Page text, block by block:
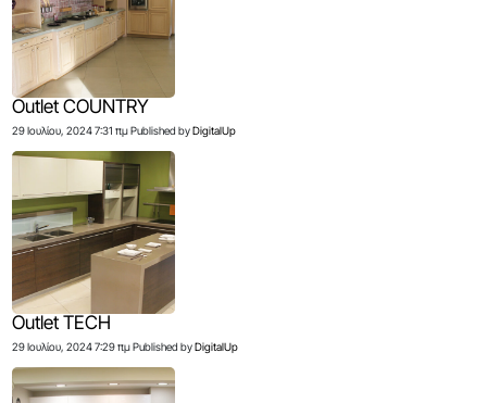
Outlet COUNTRY
29 Ιουλίου, 2024 7:31 πμ Published by DigitalUp
Outlet TECH
29 Ιουλίου, 2024 7:29 πμ Published by DigitalUp